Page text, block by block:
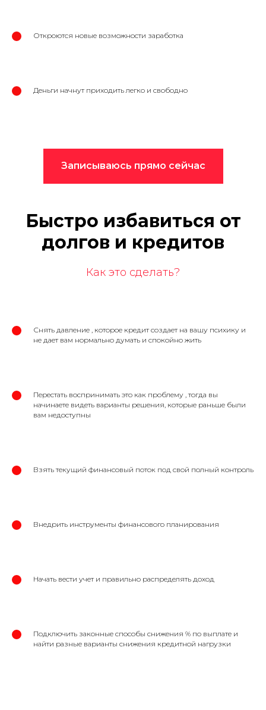
Откроются новые возможности заработка
Деньги начнут приходить легко и свободно
Записываюсь прямо сейчас
Быстро избавиться от
долгов и кредитов
Как это сделать?
Снять давление , которое кредит создает на вашу психику и
не дает вам нормально думать и спокойно жить
Перестать воспринимать это как проблему , тогда вы
начинаете видеть варианты решения, которые раньше были
вам недоступны
Взять текущий финансовый поток под свой полный контроль
Внедрить инструменты финансового планирования
Начать вести учет и правильно распределять доход
Подключить законные способы снижения % по выплате и
найти разные варианты снижения кредитной нагрузки